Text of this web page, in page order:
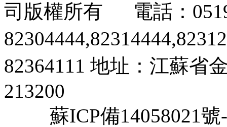
司 版權所有 電話：
82364111 地址：江蘇省
213200
蘇ICP備14058021號